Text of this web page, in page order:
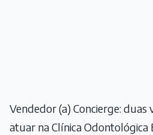
Vendedor (a) Concierge: duas
atuar na Clínica Odontológica